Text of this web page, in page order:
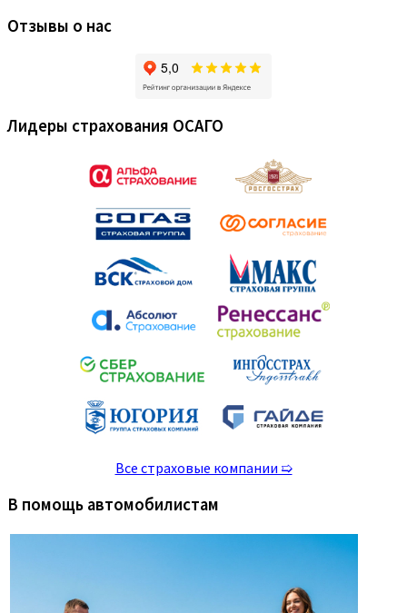
Отзывы о нас
Лидеры страхования ОСАГО
Все страховые компании ➯
В помощь автомобилистам